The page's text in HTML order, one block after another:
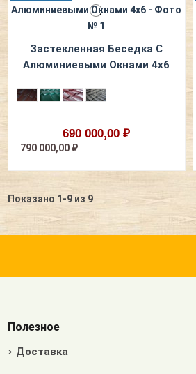
Застекленная Беседка С
Алюминиевыми Окнами 4x6
690 000,00 ₽
790 000,00 ₽
Показано 1-9 из 9
Полезное
Доставка